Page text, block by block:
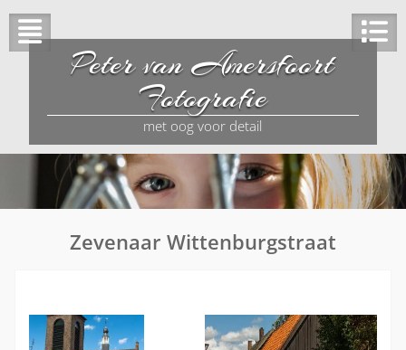
Peter van Amersfoort
Fotografie
met oog voor detail
Zevenaar Wittenburgstraat